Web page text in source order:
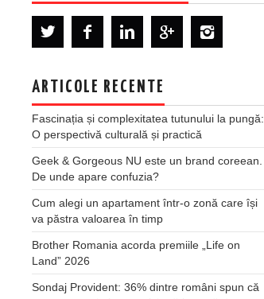
ARTICOLE RECENTE
Fascinația și complexitatea tutunului la pungă:
O perspectivă culturală și practică
Geek & Gorgeous NU este un brand coreean.
De unde apare confuzia?
Cum alegi un apartament într-o zonă care își
va păstra valoarea în timp
Brother Romania acorda premiile „Life on
Land” 2026
Sondaj Provident: 36% dintre români spun că